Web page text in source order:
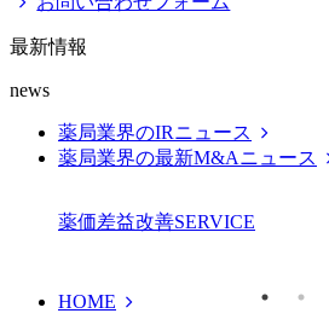
最新情報
news
薬局業界のIRニュース
薬局業界の最新M&Aニュース
薬価差益改善SERVICE
HOME